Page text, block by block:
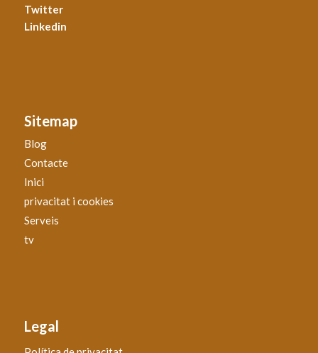
Twitter
Linkedin
Sitemap
Blog
Contacte
Inici
privacitat i cookies
Serveis
tv
Legal